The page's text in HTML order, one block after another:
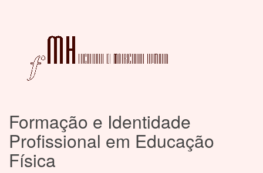
Formação e Identidade
Profissional em Educação
Física